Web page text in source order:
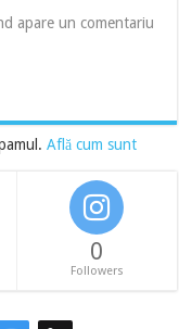
apare un comentariu
Află cum sunt
0
Followers